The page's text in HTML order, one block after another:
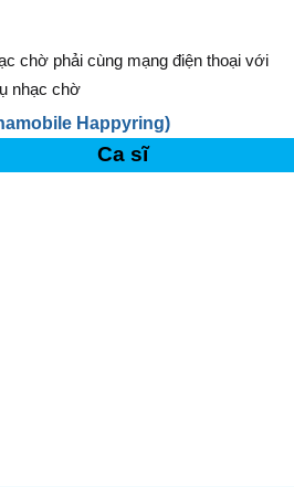
chờ phải cùng mạng điện thoại với
nhạc chờ
Happyring)
Ca sĩ